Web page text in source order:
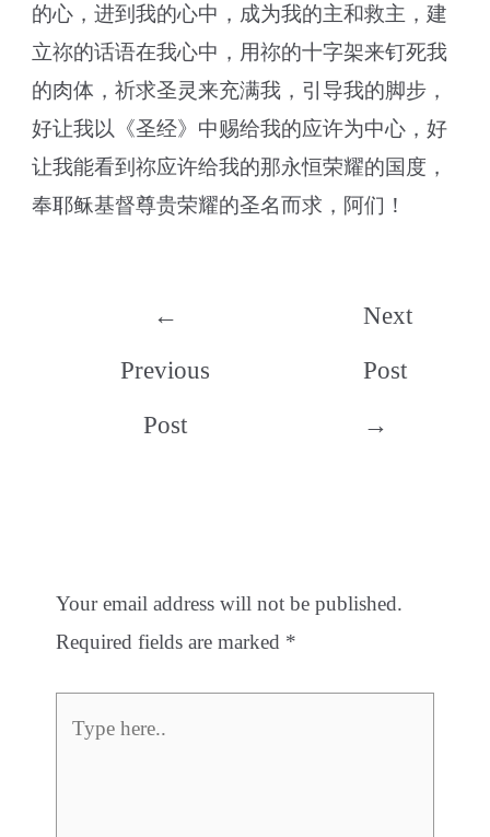
的心，进到我的心中，成为我的主和救主，建
立祢的话语在我心中，用祢的十字架来钉死我
的肉体，祈求圣灵来充满我，引导我的脚步，
好让我以《圣经》中赐给我的应许为中心，好
让我能看到祢应许给我的那永恒荣耀的国度，
奉耶稣基督尊贵荣耀的圣名而求，阿们！
←
Previous
Post
Next
Post
→
Your email address will not be published.
Required fields are marked *